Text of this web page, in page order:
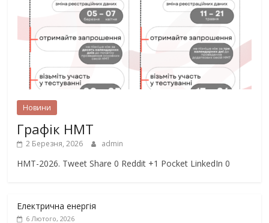
Новини
Графік НМТ
2 Березня, 2026 admin
НМТ-2026. Tweet Share 0 Reddit +1 Pocket LinkedIn 0
Електрична енергія
6 Лютого, 2026